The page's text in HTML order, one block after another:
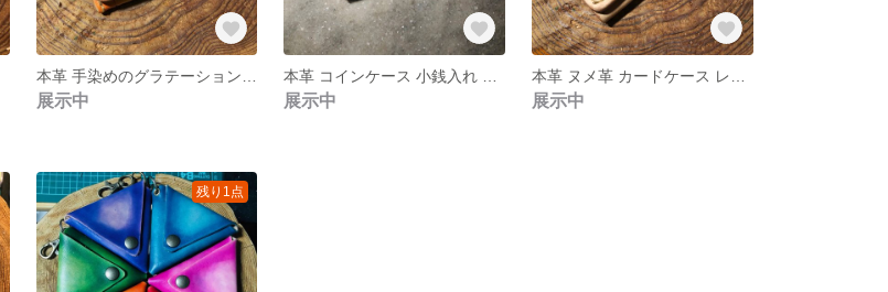
展示中 展示中 展示中
残り1点